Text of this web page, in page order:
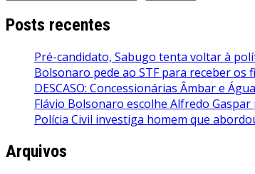
Posts recentes
Pré-candidato, Sabugo tenta voltar à
Bolsonaro pede ao STF para receber os
DESCASO: Concessionárias Âmbar e
Flávio Bolsonaro escolhe Alfredo
Polícia Civil investiga homem que
Arquivos